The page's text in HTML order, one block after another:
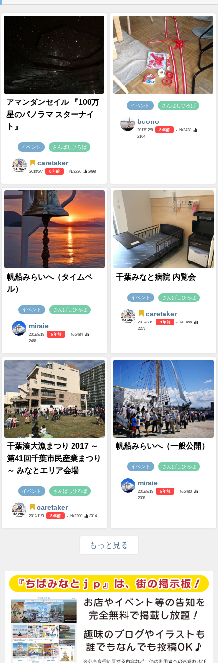
アマンダンセイル 『100万
星のパノラマ スターナイ
ト』
イベント さんばしひろば
caretaker
2018/5/7 8 年前 - №3236 2098
イベント さんばしひろば
buono
2017/12/8 8 年前
- №2428
2164
帆船みらいへ（タイムベ
ル）
イベント さんばしひろば
miraie
2019/8/19 6 年前
- №5484
2466
千葉みなと病院 内覧会
イベント さんばしひろば
caretaker
2017/3/19 9 年前
- №1456
2273
千葉湊大漁まつり 2017 ～
第41回千葉市民産業まつり
～ みなとエリア会場
イベント さんばしひろば
caretaker
2017/11/3 8 年前 - №2200 3014
帆船みらいへ（一般公開）
イベント さんばしひろば
miraie
2019/8/19 6 年前
- №5480
2038
もっと見る